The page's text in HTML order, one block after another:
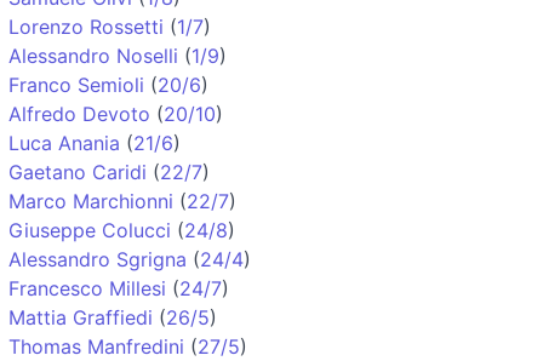
Lorenzo Rossetti (1/7)
Alessandro Noselli (1/9)
Franco Semioli (20/6)
Alfredo Devoto (20/10)
Luca Anania (21/6)
Gaetano Caridi (22/7)
Marco Marchionni (22/7)
Giuseppe Colucci (24/8)
Alessandro Sgrigna (24/4)
Francesco Millesi (24/7)
Mattia Graffiedi (26/5)
Thomas Manfredini (27/5)